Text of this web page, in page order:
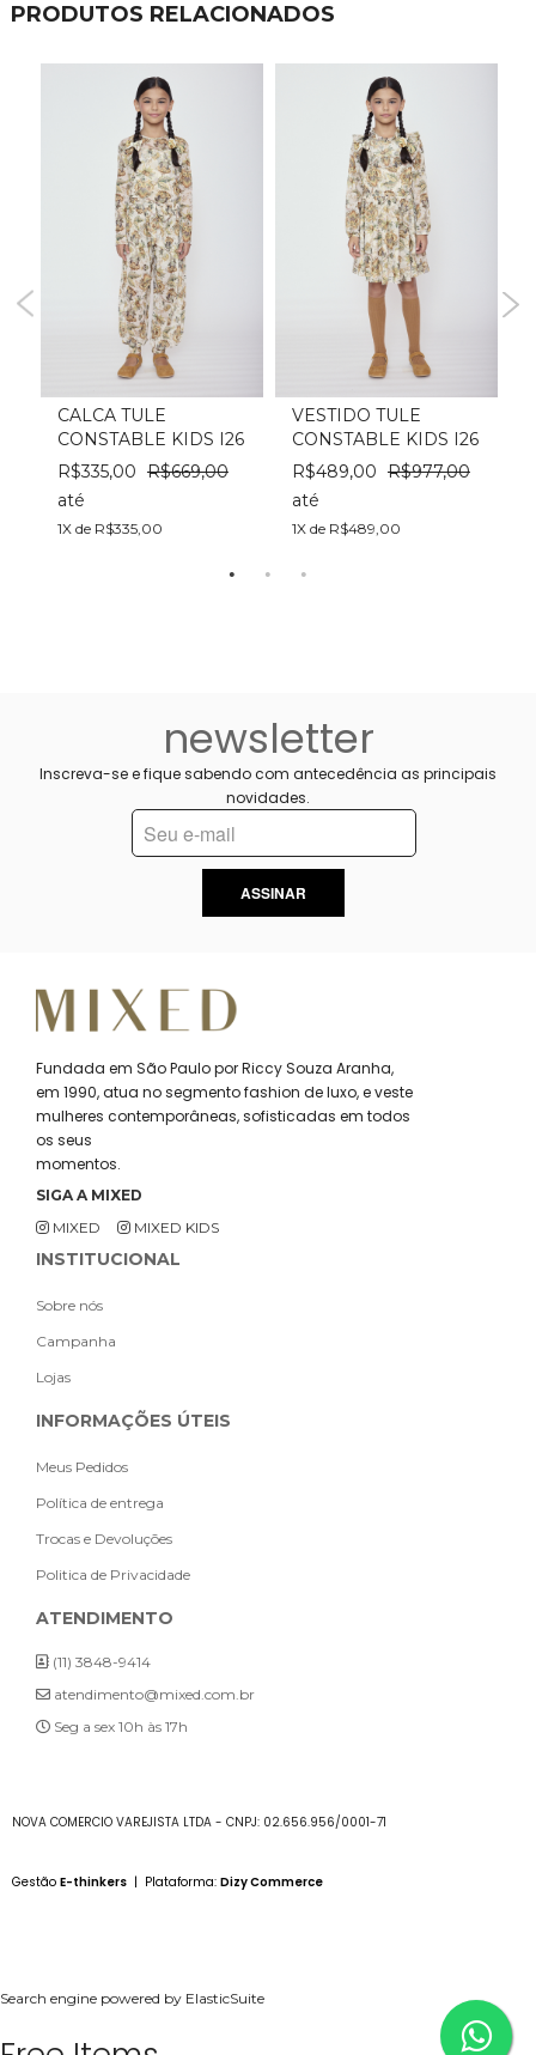
PRODUTOS RELACIONADOS
CALCA TULE
CONSTABLE KIDS I26
R$335,00 R$669,00
até
1X de R$335,00
VESTIDO TULE
CONSTABLE KIDS I26
R$489,00 R$977,00
até
1X de R$489,00
newsletter
Inscreva-se e fique sabendo com antecedência as principais
novidades.
ASSINAR
Fundada em São Paulo por Riccy Souza Aranha,
em 1990, atua no segmento fashion de luxo, e veste
mulheres contemporâneas, sofisticadas em todos
os seus
momentos.
SIGA A MIXED
MIXED
MIXED KIDS
INSTITUCIONAL
Sobre nós
Campanha
Lojas
INFORMAÇÕES ÚTEIS
Meus Pedidos
Política de entrega
Trocas e Devoluções
Politica de Privacidade
ATENDIMENTO
(11) 3848-9414
atendimento@mixed.com.br
Seg a sex 10h às 17h
NOVA COMERCIO VAREJISTA LTDA - CNPJ: 02.656.956/0001-71
Gestão E-thinkers | Plataforma: Dizy Commerce
Search engine powered by ElasticSuite